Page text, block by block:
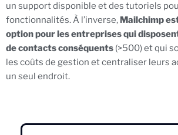
un support disponible et des tutoriels
fonctionnalités. À l’inverse, Mailchimp
option pour les entreprises qui
de contacts conséquents (>500) et qui
les coûts de gestion et centraliser leurs
un seul endroit.